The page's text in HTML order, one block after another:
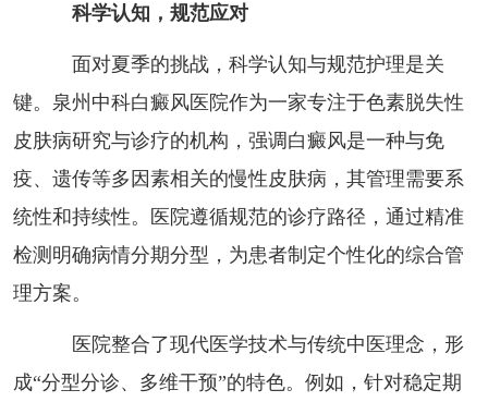
科学认知，规范应对
面对夏季的挑战，科学认知与规范护理是关
键。泉州中科白癜风医院作为一家专注于色素脱失性
皮肤病研究与诊疗的机构，强调白癜风是一种与免
疫、遗传等多因素相关的慢性皮肤病，其管理需要系
统性和持续性。医院遵循规范的诊疗路径，通过精准
检测明确病情分期分型，为患者制定个性化的综合管
理方案。
医院整合了现代医学技术与传统中医理念，形
成“分型分诊、多维干预”的特色。例如，针对稳定期